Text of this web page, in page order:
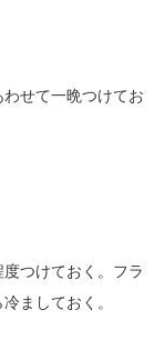
せて一晩つけてお
つけておく。フラ
ましておく。